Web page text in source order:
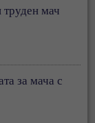
мач
за мача с